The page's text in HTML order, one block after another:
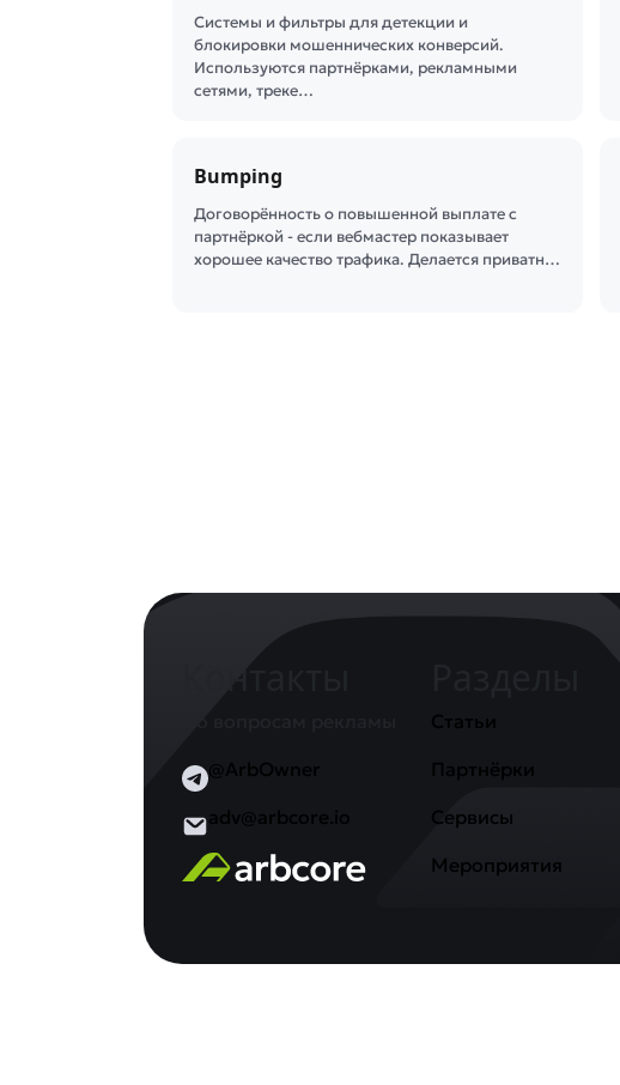
Системы и фильтры для детекции и
блокировки мошеннических конверсий.
Используются партнёрками, рекламными
сетями, треке…
Bumping
Договорённость о повышенной выплате с
партнёркой - если вебмастер показывает
хорошее качество трафика. Делается приватн…
@ArbOwner
adv@arbcore.io
Статьи
Партнёрки
Сервисы
Мероприятия